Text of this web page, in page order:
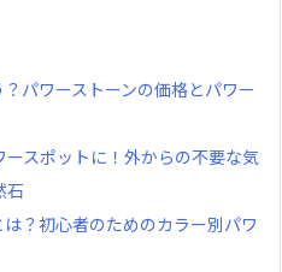
パワーストーンの価格とパワー
ースポットに！外からの不要な気
石
？初心者のためのカラー別パワ